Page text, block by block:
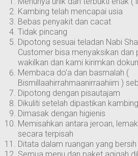
Kambing telah mencapai usia
Bebas penyakit dan cacat
Tidak pincang
Dipotong sesuai teladan Nabi
Customer bisa menyaksikan
wakilkan dan kami kirimkan
Membaca do’a dan basmalah (
Bismillaahirrahmaanirraahiim )
Dipotong dengan pisautajam
Dikuliti setelah dipastikan
Dimasak dengan higienis
Memisahkan antara jeroan,
secara terpisah
Ditata dalam ruangan yang bersih